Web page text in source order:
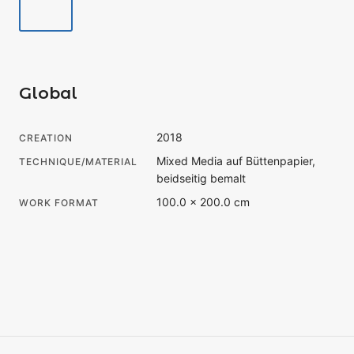
Global
CREATION 2018
TECHNIQUE/MATERIAL
Mixed Media auf Büttenpapier,
beidseitig bemalt
WORK FORMAT 100.0 × 200.0 cm